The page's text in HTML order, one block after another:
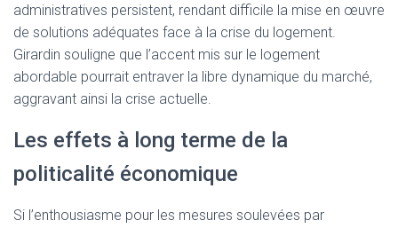
administratives persistent, rendant difficile la mise en œuvre
de solutions adéquates face à la crise du logement.
Girardin souligne que l’accent mis sur le logement
abordable pourrait entraver la libre dynamique du marché,
aggravant ainsi la crise actuelle.
Les effets à long terme de la
politicalité économique
Si l’enthousiasme pour les mesures soulevées par